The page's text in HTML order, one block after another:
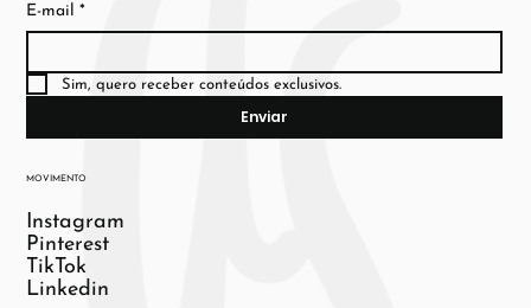
E-mail *
Sim, quero receber conteúdos exclusivos.
Enviar
MOVIMENTO
Instagram
Pinterest
TikTok
Linkedin